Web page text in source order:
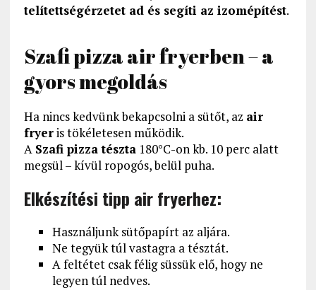
telítettségérzetet ad és segíti az izomépítést.
Szafi pizza air fryerben – a
gyors megoldás
Ha nincs kedvünk bekapcsolni a sütőt, az air
fryeris tökéletesen működik.
A Szafi pizza tészta180°C-on kb. 10 perc alatt
megsül – kívül ropogós, belül puha.
Elkészítési tipp air fryerhez:
Használjunk sütőpapírt az aljára.
Ne tegyük túl vastagra a tésztát.
A feltétet csak félig süssük elő, hogy ne
legyen túl nedves.